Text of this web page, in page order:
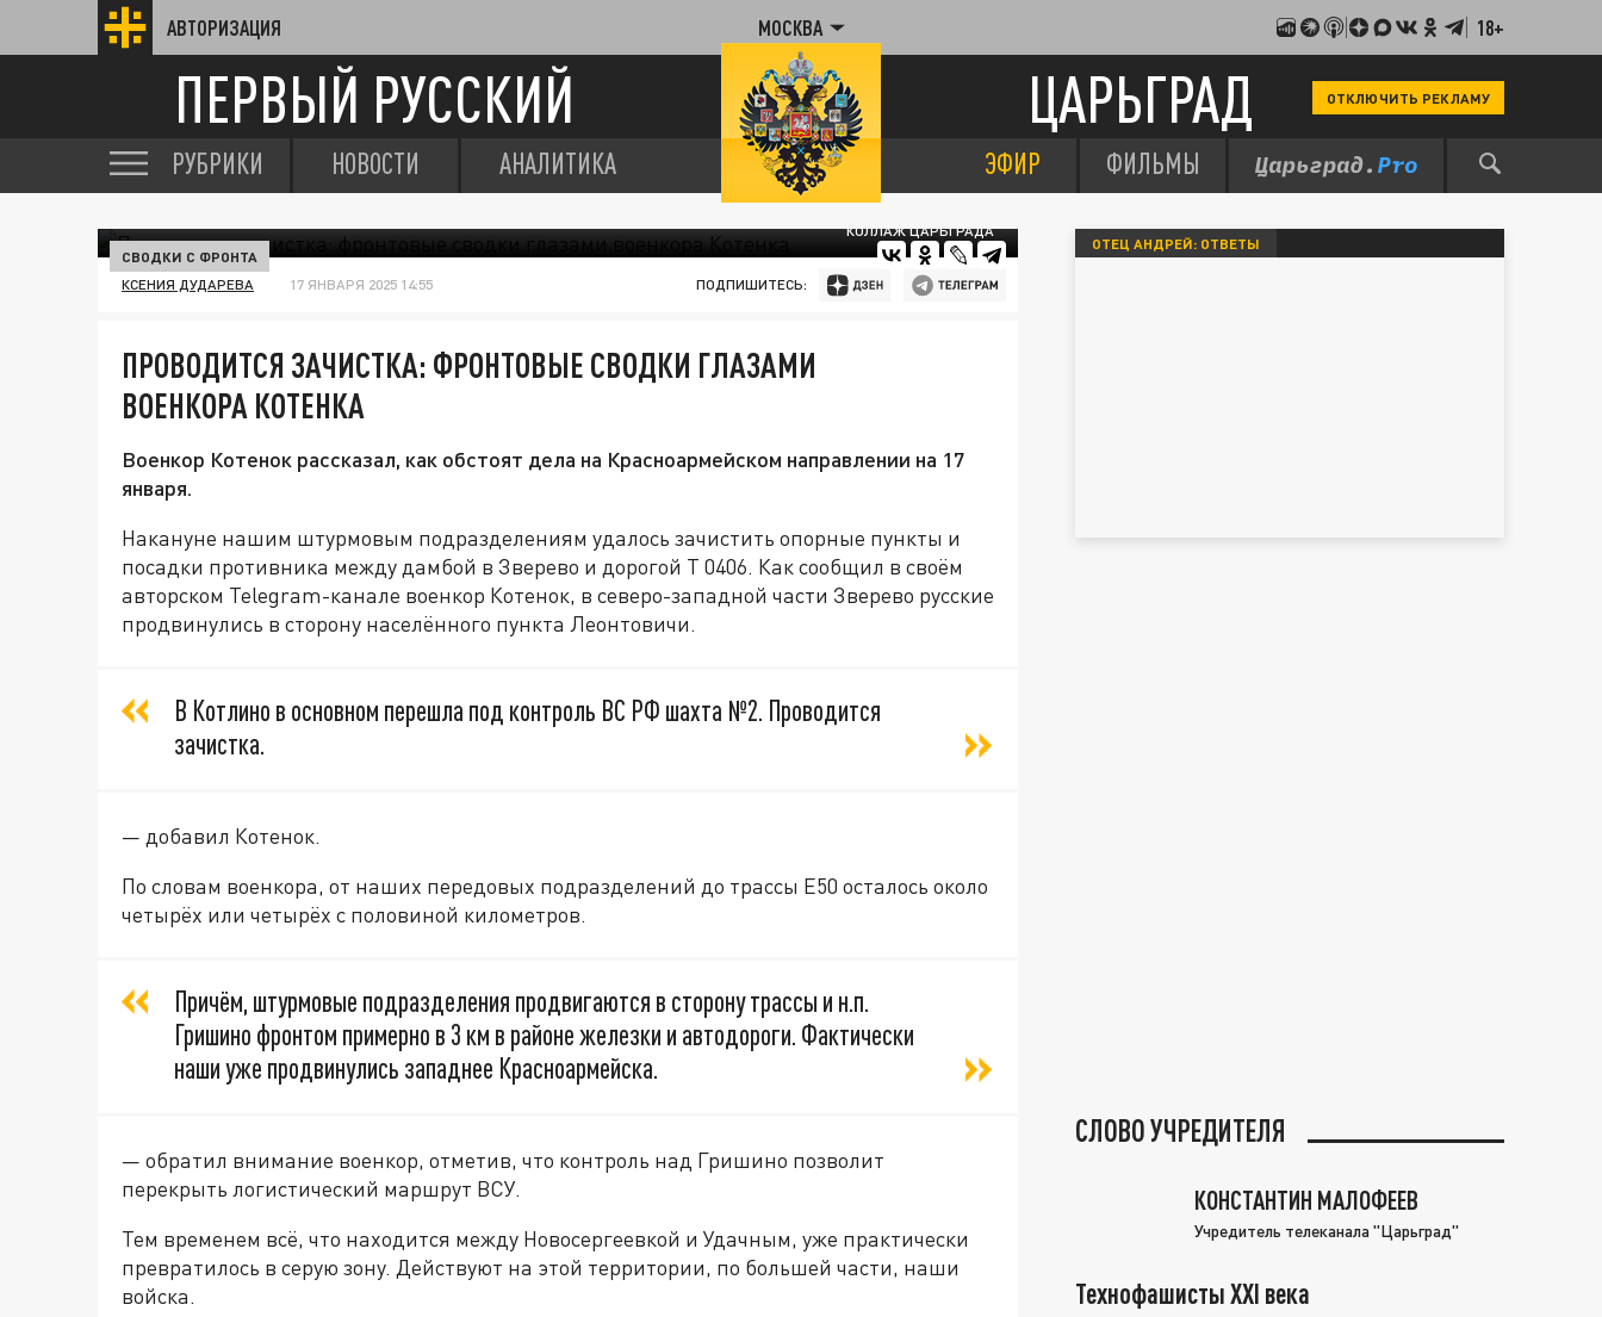
АВТОРИЗАЦИЯ МОСКВА 18+
ПЕРВЫЙ РУССКИЙ ЦАРЬГРАД ОТКЛЮЧИТЬ РЕКЛАМУ
РУБРИКИ НОВОСТИ АНАЛИТИКА ЭФИР ФИЛЬМЫ
КОЛЛАЖ ЦАРЬГРАДА
СВОДКИ С ФРОНТА
КСЕНИЯ ДУДАРЕВА 17 ЯНВАРЯ 2025 14:55 ПОДПИШИТЕСЬ:
ПРОВОДИТСЯ ЗАЧИСТКА: ФРОНТОВЫЕ СВОДКИ ГЛАЗАМИ
ВОЕНКОРА КОТЕНКА
Военкор Котенок рассказал, как обстоят дела на Красноармейском направлении на 17
января.
Накануне нашим штурмовым подразделениям удалось зачистить опорные пункты и
посадки противника между дамбой в Зверево и дорогой Т 0406. Как сообщил в своём
авторском Telegram-канале военкор Котенок, в северо-западной части Зверево русские
продвинулись в сторону населённого пункта Леонтовичи.
В Котлино в основном перешла под контроль ВС РФ шахта №2. Проводится
зачистка.
— добавил Котенок.
По словам военкора, от наших передовых подразделений до трассы Е50 осталось около
четырёх или четырёх с половиной километров.
Причём, штурмовые подразделения продвигаются в сторону трассы и н.п.
Гришино фронтом примерно в 3 км в районе железки и автодороги. Фактически
наши уже продвинулись западнее Красноармейска.
— обратил внимание военкор, отметив, что контроль над Гришино позволит
перекрыть логистический маршрут ВСУ.
Тем временем всё, что находится между Новосергеевкой и Удачным, уже практически
превратилось в серую зону. Действуют на этой территории, по большей части, наши
войска.
ОТЕЦ АНДРЕЙ: ОТВЕТЫ
СЛОВО УЧРЕДИТЕЛЯ
КОНСТАНТИН МАЛОФЕЕВ
Учредитель телеканала "Царьград"
Технофашисты XXI века